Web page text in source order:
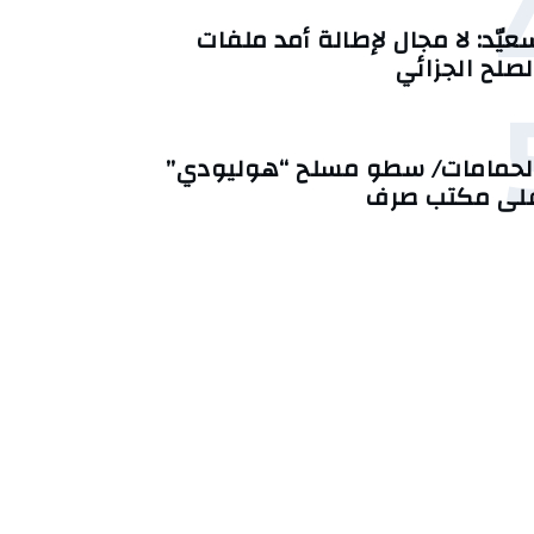
لا مجال لإطالة أمد ملفات
الجزائي
سطو مسلح “هوليودي”
مكتب صرف